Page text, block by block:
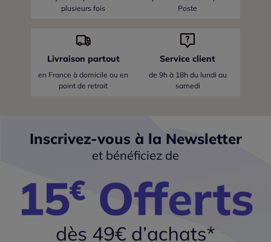
plusieurs fois
Poste
Livraison partout
en France à domicile ou en
point de retrait
Service client
de 9h à 18h du lundi au
samedi
Inscrivez-vous à la Newsletter
et bénéficiez de